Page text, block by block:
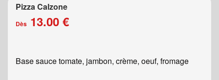
Pizza Calzone
Dès 13.00 €
Base sauce tomate, jambon, crème, oeuf, fromage